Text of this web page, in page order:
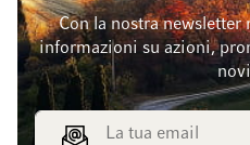
Con la nostra
informazioni su azioni,
Indirizzo email